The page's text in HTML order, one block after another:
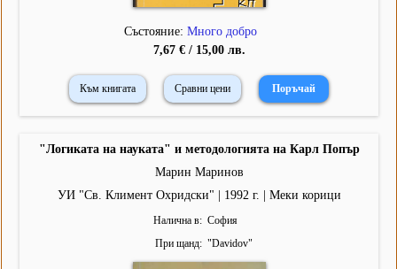
Състояние: Много добро
7,67 € / 15,00 лв.
Към книгата Сравни цени
"Логиката на науката" и методологията на Карл Попър
Марин Маринов
УИ "Св. Климент Охридски" | 1992 г. | Меки корици
Налична в
София
При щанд
"Davidov"